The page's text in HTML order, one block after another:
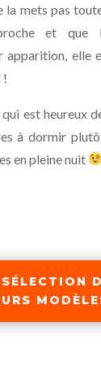
la mets pas
et que
apparition, elle
est heureux
à dormir
en pleine nuit